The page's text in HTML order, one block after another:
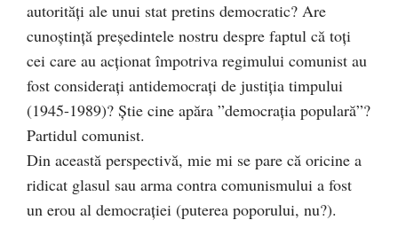
autorități ale unui stat pretins democratic? Are
cunoștință președintele nostru despre faptul că toți
cei care au acționat împotriva regimului comunist au
fost considerați antidemocrați de justiția timpului
(1945-1989)? Știe cine apăra ”democrația populară”?
Partidul comunist.
Din această perspectivă, mie mi se pare că oricine a
ridicat glasul sau arma contra comunismului a fost
un erou al democrației (puterea poporului, nu?).